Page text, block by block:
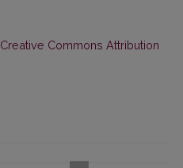
Creative Commons Attribution